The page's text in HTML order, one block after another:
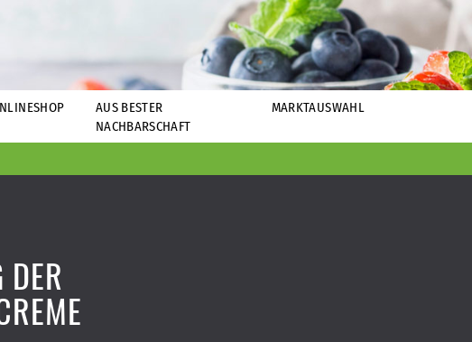
AUS BESTER
NACHBARSCHAFT
MARKTAUSWAHL
DER